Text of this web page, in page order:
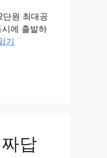
원 최대공
시에 출발하
기
답